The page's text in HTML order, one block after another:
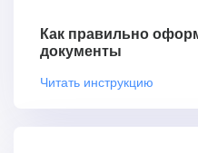
Как правильно
документы
Читать инструкцию